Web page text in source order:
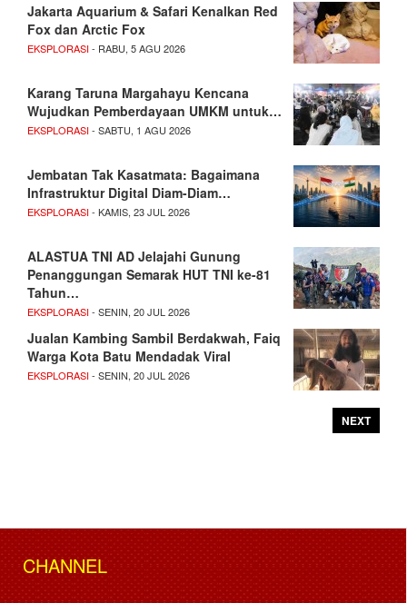
Jakarta Aquarium & Safari Kenalkan Red
Fox dan Arctic Fox
EKSPLORASI- RABU, 5 AGU 2026
Karang Taruna Margahayu Kencana
Wujudkan Pemberdayaan UMKM untuk…
EKSPLORASI- SABTU, 1 AGU 2026
Jembatan Tak Kasatmata: Bagaimana
Infrastruktur Digital Diam-Diam…
EKSPLORASI- KAMIS, 23 JUL 2026
ALASTUA TNI AD Jelajahi Gunung
Penanggungan Semarak HUT TNI ke-81
Tahun…
EKSPLORASI- SENIN, 20 JUL 2026
Jualan Kambing Sambil Berdakwah, Faiq
Warga Kota Batu Mendadak Viral
EKSPLORASI- SENIN, 20 JUL 2026
NEXT
CHANNEL